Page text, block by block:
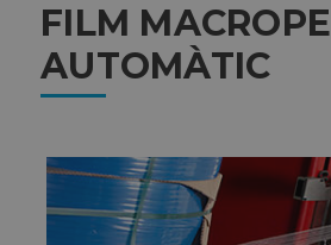
FILM
AUTOMÀTIC